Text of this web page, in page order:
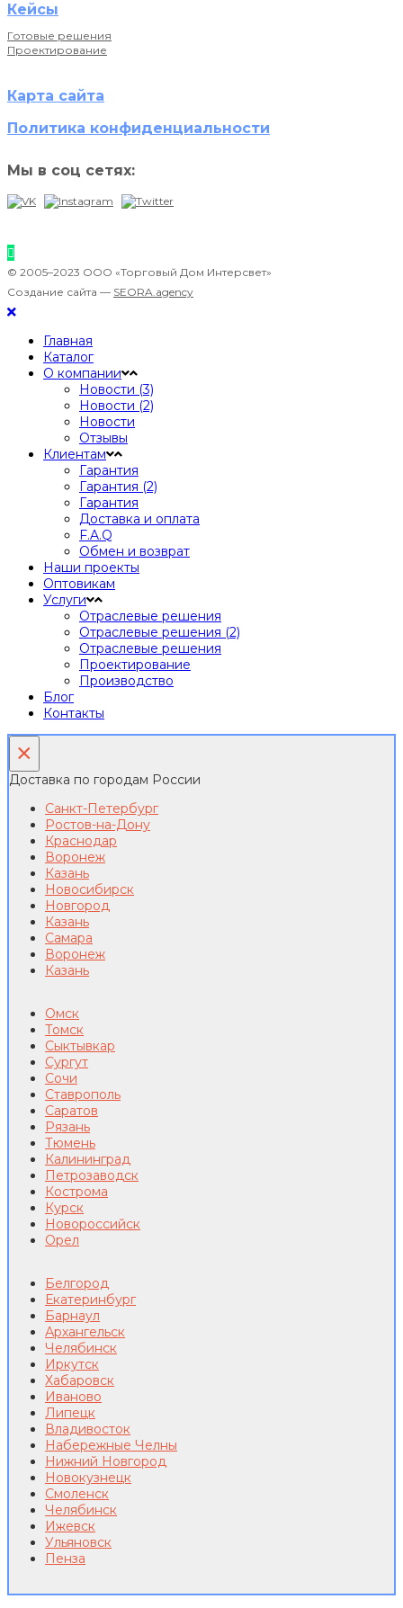
Кейсы
Готовые решения
Проектирование
Карта сайта
Политика конфиденциальности
Мы в соц сетях:
© 2005–2023 ООО «Торговый Дом Интерсвет»
Создание сайта — SEORA.agency
Главная
Каталог
О компании
Новости (3)
Новости (2)
Новости
Отзывы
Клиентам
Гарантия
Гарантия (2)
Гарантия
Доставка и оплата
F.A.Q
Обмен и возврат
Наши проекты
Оптовикам
Услуги
Отраслевые решения
Отраслевые решения (2)
Отраслевые решения
Проектирование
Производство
Блог
Контакты
×
Доставка по городам России
Санкт-Петербург
Ростов-на-Дону
Краснодар
Воронеж
Казань
Новосибирск
Новгород
Казань
Самара
Воронеж
Казань
Омск
Томск
Сыктывкар
Сургут
Сочи
Ставрополь
Саратов
Рязань
Тюмень
Калининград
Петрозаводск
Кострома
Курск
Новороссийск
Орел
Белгород
Екатеринбург
Барнаул
Архангельск
Челябинск
Иркутск
Хабаровск
Иваново
Липецк
Владивосток
Набережные Челны
Нижний Новгород
Новокузнецк
Смоленск
Челябинск
Ижевск
Ульяновск
Пенза